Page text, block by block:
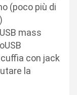
(poco più di
mass
con jack
la